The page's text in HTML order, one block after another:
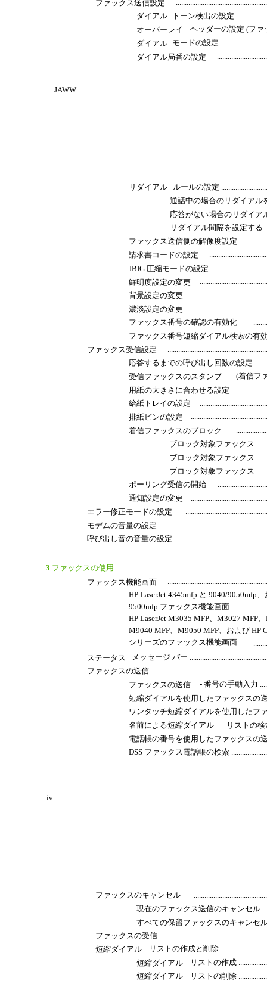
ファックス送信設定
ダイアル
トーン検出の設定
オーバーレイ
ヘッダーの設定 (ファ
ダイアル モードの設定
ダイアル局番の設定
JAWW
リダイアル
ルールの設定
通話中の場合のリダイアル
応答がない場合のリダイア
リダイアル間隔を設定する
ファックス送信側の解像度設定
請求書コードの設定
JBIG 圧縮モードの設定
鮮明度設定の変更
背景設定の変更
濃淡設定の変更
ファックス番号の確認の有効化
ファックス番号短縮ダイアル検索の有
ファックス受信設定
応答するまでの呼び出し回数の設定
受信ファックスのスタンプ
(着信フ
用紙の大きさに合わせる設定
給紙トレイの設定
排紙ビンの設定
着信ファックスのブロック
ブロック対象ファックス
ブロック対象ファックス
ブロック対象ファックス
ポーリング受信の開始
通知設定の変更
エラー修正モードの設定
モデムの音量の設定
呼び出し音の音量の設定
3 ファックスの使用
ファックス機能画面
HP LaserJet 4345mfp と 9040/9050mfp
9500mfp ファックス機能画面
HP LaserJet M3035 MFP、M3027 MFP
M9040 MFP、M9050 MFP、および HP
シリーズのファックス機能画面
ステータス
メッセージ バー
ファックスの送信
ファックスの送信
- 番号の手動入力
短縮ダイアルを使用したファックスの
ワンタッチ短縮ダイアルを使用したフ
名前による短縮ダイアル
リストの検
電話帳の番号を使用したファックスの
DSS ファックス電話帳の検索
iv
ファックスのキャンセル
現在のファックス送信のキャンセル
すべての保留ファックスのキャンセ
ファックスの受信
短縮ダイアル
リストの作成と削除
短縮ダイアル
リストの作成
短縮ダイアル
リストの削除